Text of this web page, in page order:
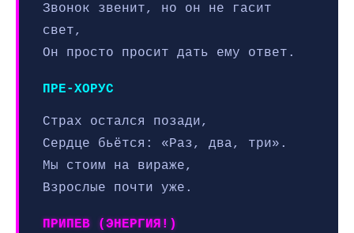
Звонок звенит, но он не гасит
свет,
Он просто просит дать ему ответ.
ПРЕ-ХОРУС
Страх остался позади,
Сердце бьётся: «Раз, два, три».
Мы стоим на вираже,
Взрослые почти уже.
ПРИПЕВ (ЭНЕРГИЯ!)